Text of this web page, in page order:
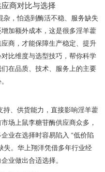
商对比与选择
，怕选到酶活不稳、服务缺失
加额外成本，这是很多淫羊藿
商，才能保障生产稳定、提升
对比维度与选型技巧，帮你科学
在品质、技术、服务上的主要
持、供货能力，直接影响淫羊藿
场上鼠李糖苷酶供应商众多，
业在选择时容易陷入 “低价陷
失。华上翔洋凭借多年行业经
业做出合适选择。